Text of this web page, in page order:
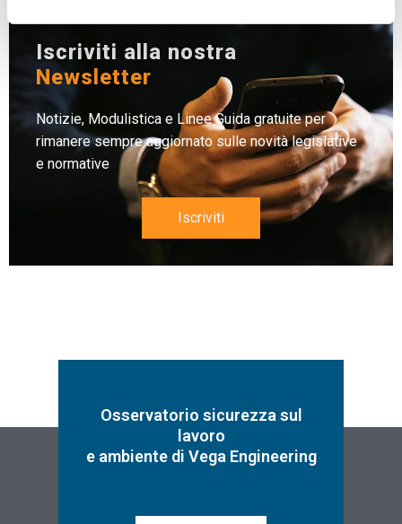
Iscriviti alla nostra
Newsletter
Notizie, Modulistica e Linee Guida gratuite per
rimanere sempre aggiornato sulle novità legislative
e normative
Iscriviti
Osservatorio sicurezza sul
lavoro
e ambiente di Vega Engineering